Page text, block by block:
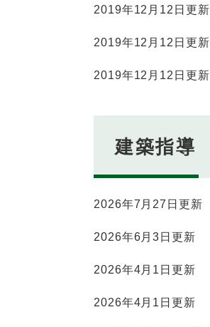
2019年12月12日更新
2019年12月12日更新
2019年12月12日更新
建築指導
2026年7月27日更新
2026年6月3日更新
2026年4月1日更新
2026年4月1日更新